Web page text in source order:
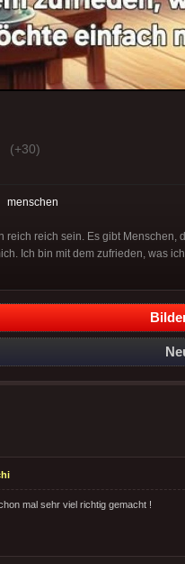
(+30)
menschen
reich reich sein. Es gibt
Ich bin mit dem zufrieden, was
mal sehr viel richtig gemacht !